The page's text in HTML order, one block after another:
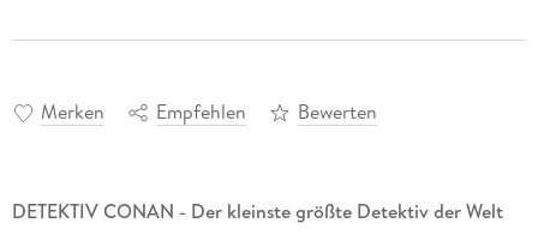
Merken Empfehlen Bewerten
DETEKTIV CONAN - Der kleinste größte Detektiv der Welt